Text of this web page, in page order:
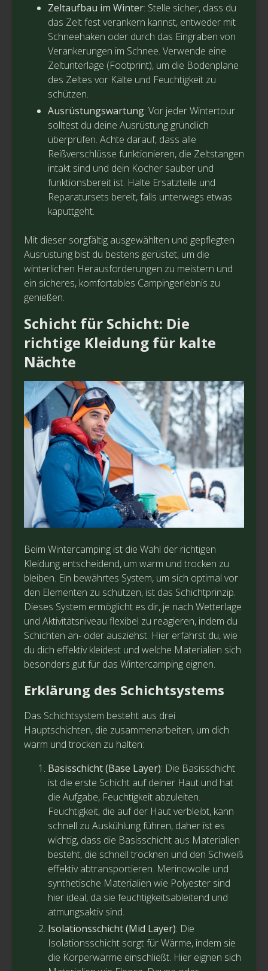
Zeltaufbau im Winter: Stelle sicher, dass du
das Zelt fest verankern kannst, entweder mit
Schneehaken oder durch das Eingraben von
Verankerungen im Schnee. Verwende eine
Zeltunterlage (Footprint), um die Bodenplane
des Zeltes vor Kälte und Feuchtigkeit zu
schützen.
Ausrüstungswartung: Vor jeder Wintertour
solltest du deine Ausrüstung gründlich
überprüfen. Achte darauf, dass alle
Reißverschlüsse funktionieren, die Zeltstangen
intakt sind und dein Kocher sauber und
funktionsbereit ist. Halte Ersatzteile und
Reparatursets bereit, falls unterwegs etwas
kaputtgeht.
Mit dieser sorgfältig ausgewählten und gepflegten
Ausrüstung bist du bestens gerüstet, um die
winterlichen Herausforderungen zu meistern und
ein sicheres, komfortables Campingerlebnis zu
genießen.
Schicht für Schicht: Die
richtige Kleidung für kalte
Nächte
Beim Wintercamping ist die Wahl der richtigen
Kleidung entscheidend, um warm und trocken zu
bleiben. Ein bewährtes System, um sich optimal vor
den Elementen zu schützen, ist das Schichtprinzip.
Dieses System ermöglicht es dir, je nach Wetterlage
und Aktivitätsniveau flexibel zu reagieren, indem du
Schichten an- oder ausziehst. Hier erfährst du, wie
du dich effektiv kleidest und welche Materialien sich
besonders gut für das Wintercamping eignen.
Erklärung des Schichtsystems
Das Schichtsystem besteht aus drei
Hauptschichten, die zusammenarbeiten, um dich
warm und trocken zu halten:
Basisschicht (Base Layer): Die Basisschicht
ist die erste Schicht auf deiner Haut und hat
die Aufgabe, Feuchtigkeit abzuleiten.
Feuchtigkeit, die auf der Haut verbleibt, kann
schnell zu Auskühlung führen, daher ist es
wichtig, dass die Basisschicht aus Materialien
besteht, die schnell trocknen und den Schweiß
effektiv abtransportieren. Merinowolle und
synthetische Materialien wie Polyester sind
hier ideal, da sie feuchtigkeitsableitend und
atmungsaktiv sind.
Isolationsschicht (Mid Layer): Die
Isolationsschicht sorgt für Wärme, indem sie
die Körperwärme einschließt. Hier eignen sich